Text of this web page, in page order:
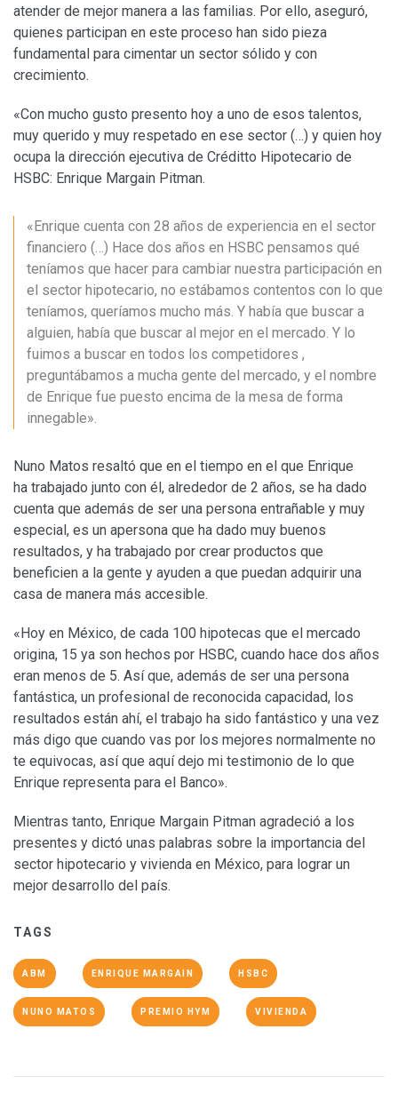
atender de mejor manera a las familias. Por ello, aseguró,
quienes participan en este proceso han sido pieza
fundamental para cimentar un sector sólido y con
crecimiento.
«Con mucho gusto presento hoy a uno de esos talentos,
muy querido y muy respetado en ese sector (…) y quien hoy
ocupa la dirección ejecutiva de Créditto Hipotecario de
HSBC: Enrique Margain Pitman.
«Enrique cuenta con 28 años de experiencia en el sector
financiero (…) Hace dos años en HSBC pensamos qué
teníamos que hacer para cambiar nuestra participación en
el sector hipotecario, no estábamos contentos con lo que
teníamos, queríamos mucho más. Y había que buscar a
alguien, había que buscar al mejor en el mercado. Y lo
fuimos a buscar en todos los competidores ,
preguntábamos a mucha gente del mercado, y el nombre
de Enrique fue puesto encima de la mesa de forma
innegable».
Nuno Matos resaltó que en el tiempo en el que Enrique
ha trabajado junto con él, alrededor de 2 años, se ha dado
cuenta que además de ser una persona entrañable y muy
especial, es un apersona que ha dado muy buenos
resultados, y ha trabajado por crear productos que
beneficien a la gente y ayuden a que puedan adquirir una
casa de manera más accesible.
«Hoy en México, de cada 100 hipotecas que el mercado
origina, 15 ya son hechos por HSBC, cuando hace dos años
eran menos de 5. Así que, además de ser una persona
fantástica, un profesional de reconocida capacidad, los
resultados están ahí, el trabajo ha sido fantástico y una vez
más digo que cuando vas por los mejores normalmente no
te equivocas, así que aquí dejo mi testimonio de lo que
Enrique representa para el Banco».
Mientras tanto, Enrique Margain Pitman agradeció a los
presentes y dictó unas palabras sobre la importancia del
sector hipotecario y vivienda en México, para lograr un
mejor desarrollo del país.
TAGS
ABM ENRIQUE MARGAIN HSBC
NUNO MATOS PREMIO HYM VIVIENDA